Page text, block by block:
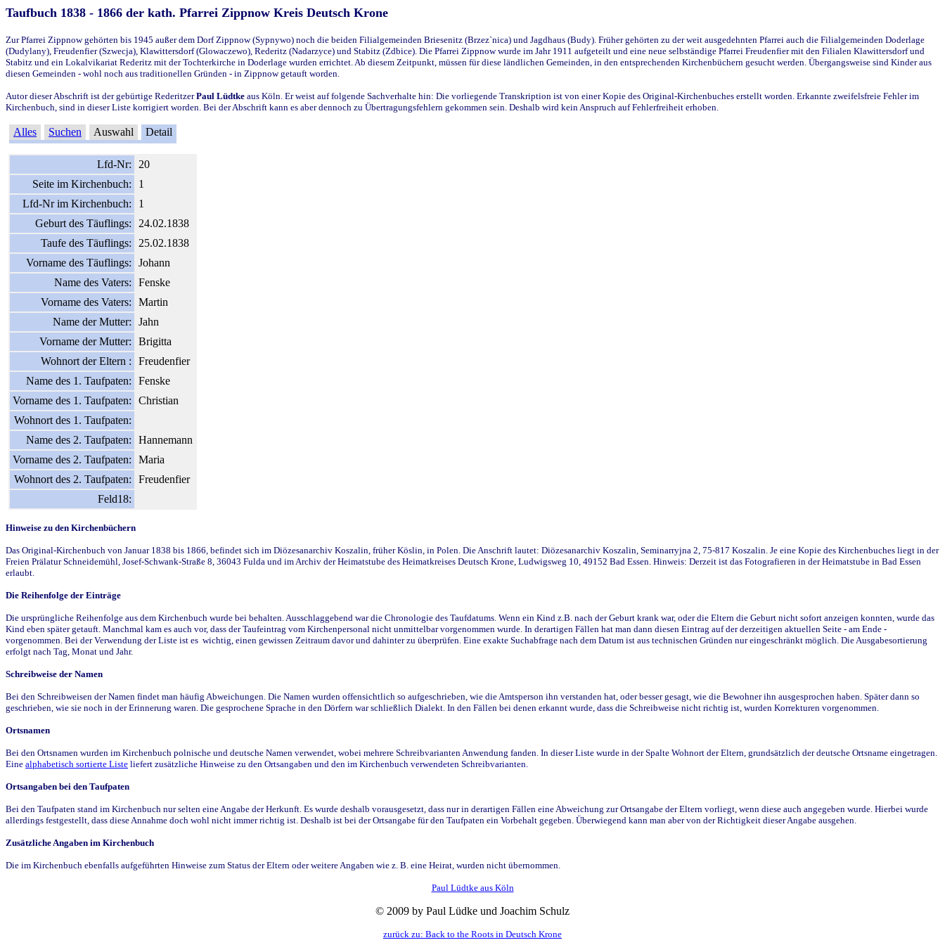
Taufbuch 1838 - 1866 der kath. Pfarrei Zippnow Kreis Deutsch Krone
Zur Pfarrei Zippnow gehörten bis 1945 außer dem Dorf Zippnow (Sypnywo) noch die beiden Filialgemeinden Briesenitz (Brzez`nica) und Jagdhaus (Budy). Früher gehörten zu der weit ausgedehnten Pfarrei auch die Filialgemeinden Doderlage
(Dudylany), Freudenfier (Szwecja), Klawittersdorf (Glowaczewo), Rederitz (Nadarzyce) und Stabitz (Zdbice). Die Pfarrei Zippnow wurde im Jahr 1911 aufgeteilt und eine neue selbständige Pfarrei Freudenfier mit den Filialen Klawittersdorf und
Stabitz und ein Lokalvikariat Rederitz mit der Tochterkirche in Doderlage wurden errichtet. Ab diesem Zeitpunkt, müssen für diese ländlichen Gemeinden, in den entsprechenden Kirchenbüchern gesucht werden. Übergangsweise sind Kinder aus
diesen Gemeinden - wohl noch aus traditionellen Gründen - in Zippnow getauft worden.
Autor dieser Abschrift ist der gebürtige RederitzerPaul Lüdtke aus Köln. Er weist auf folgende Sachverhalte hin: Die vorliegende Transkription ist von einer Kopie des Original-Kirchenbuches erstellt worden. Erkannte zweifelsfreie Fehler im
Kirchenbuch, sind in dieser Liste korrigiert worden. Bei der Abschrift kann es aber dennoch zu Übertragungsfehlern gekommen sein. Deshalb wird kein Anspruch auf Fehlerfreiheit erhoben.
Alles Suchen Auswahl Detail
Lfd-Nr:
20
Seite im Kirchenbuch:
1
Lfd-Nr im Kirchenbuch:
1
Geburt des Täuflings:
24.02.1838
Taufe des Täuflings:
25.02.1838
Vorname des Täuflings:
Johann
Name des Vaters:
Fenske
Vorname des Vaters:
Martin
Name der Mutter:
Jahn
Vorname der Mutter:
Brigitta
Wohnort der Eltern :
Freudenfier
Name des 1. Taufpaten:
Fenske
Vorname des 1. Taufpaten:
Christian
Wohnort des 1. Taufpaten:
Name des 2. Taufpaten:
Hannemann
Vorname des 2. Taufpaten:
Maria
Wohnort des 2. Taufpaten:
Freudenfier
Feld18:
Hinweise zu den Kirchenbüchern
Das Original-Kirchenbuch von Januar 1838 bis 1866, befindet sich im Diözesanarchiv Koszalin, früher Köslin, in Polen. Die Anschrift lautet: Diözesanarchiv Koszalin, Seminarryjna 2, 75-817 Koszalin. Je eine Kopie des Kirchenbuches liegt in der
Freien Prälatur Schneidemühl, Josef-Schwank-Straße 8, 36043 Fulda und im Archiv der Heimatstube des Heimatkreises Deutsch Krone, Ludwigsweg 10, 49152 Bad Essen. Hinweis: Derzeit ist das Fotografieren in der Heimatstube in Bad Essen
erlaubt.
Die Reihenfolge der Einträge
Die ursprüngliche Reihenfolge aus dem Kirchenbuch wurde bei behalten. Ausschlaggebend war die Chronologie des Taufdatums. Wenn ein Kind z.B. nach der Geburt krank war, oder die Eltern die Geburt nicht sofort anzeigen konnten, wurde das
Kind eben später getauft. Manchmal kam es auch vor, dass der Taufeintrag vom Kirchenpersonal nicht unmittelbar vorgenommen wurde. In derartigen Fällen hat man dann diesen Eintrag auf der derzeitigen aktuellen Seite - am Ende -
vorgenommen. Bei der Verwendung der Liste ist es wichtig, einen gewissen Zeitraum davor und dahinter zu überprüfen. Eine exakte Suchabfrage nach dem Datum ist aus technischen Gründen nur eingeschränkt möglich. Die Ausgabesortierung
erfolgt nach Tag, Monat und Jahr.
Schreibweise der Namen
Bei den Schreibweisen der Namen findet man häufig Abweichungen. Die Namen wurden offensichtlich so aufgeschrieben, wie die Amtsperson ihn verstanden hat, oder besser gesagt, wie die Bewohner ihn ausgesprochen haben. Später dann so
geschrieben, wie sie noch in der Erinnerung waren. Die gesprochene Sprache in den Dörfern war schließlich Dialekt. In den Fällen bei denen erkannt wurde, dass die Schreibweise nicht richtig ist, wurden Korrekturen vorgenommen.
Ortsnamen
Bei den Ortsnamen wurden im Kirchenbuch polnische und deutsche Namen verwendet, wobei mehrere Schreibvarianten Anwendung fanden. In dieser Liste wurde in der Spalte Wohnort der Eltern, grundsätzlich der deutsche Ortsname eingetragen.
Eine alphabetisch sortierte Liste liefert zusätzliche Hinweise zu den Ortsangaben und den im Kirchenbuch verwendeten Schreibvarianten.
Ortsangaben bei den Taufpaten
Bei den Taufpaten stand im Kirchenbuch nur selten eine Angabe der Herkunft. Es wurde deshalb vorausgesetzt, dass nur in derartigen Fällen eine Abweichung zur Ortsangabe der Eltern vorliegt, wenn diese auch angegeben wurde. Hierbei wurde
allerdings festgestellt, dass diese Annahme doch wohl nicht immer richtig ist. Deshalb ist bei der Ortsangabe für den Taufpaten ein Vorbehalt gegeben. Überwiegend kann man aber von der Richtigkeit dieser Angabe ausgehen.
Zusätzliche Angaben im Kirchenbuch
Die im Kirchenbuch ebenfalls aufgeführten Hinweise zum Status der Eltern oder weitere Angaben wie z. B. eine Heirat, wurden nicht übernommen.
Paul Lüdtke aus Köln
© 2009 by Paul Lüdke und Joachim Schulz
zurück zu: Back to the Roots in Deutsch Krone